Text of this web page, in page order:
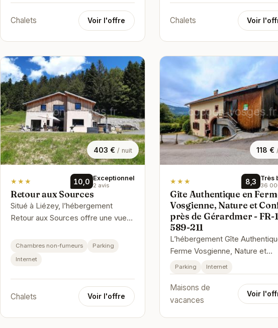
Chalets Voir l'offre Chalets Voir
403 € / nuit
★★★ 10,0 Exceptionnel
2 avis
Retour aux Sources
Situé à Liézey, l’hébergement
Retour aux Sources offre une vue
un barbecue et une connexion …
Chambres non-fumeurs
Parking
Internet
Chalets Voir l'offre
118 €
★★★ 8,3 Très
36
Gîte Authentique en
Vosgienne, Nature et
près de Gérardmer - FR-
589-211
L’hébergement Gîte
Ferme Vosgienne, Nature et
Confort près de Gérardmer -
589-211 se situe à Liézey, à
respect…
Parking Internet
Maisons de
vacances
Voir